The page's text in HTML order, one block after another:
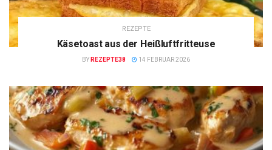
REZEPTE
Käsetoast aus der Heißluftfritteuse
BY REZEPTE38 14 FEBRUAR 2026